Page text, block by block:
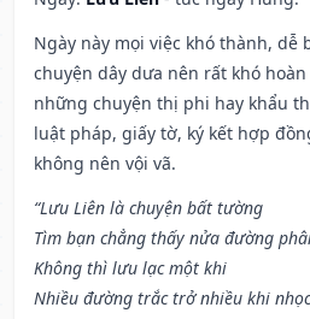
Ngày này mọi việc khó thành, dễ
chuyện dây dưa nên rất khó
những chuyện thị phi hay khẩu
luật pháp, giấy tờ, ký kết hợp
không nên vội vã.
“Lưu Liên là chuyện bất tường
Tìm bạn chẳng thấy nửa đường
Không thì lưu lạc một khi
Nhiều đường trắc trở nhiều khi